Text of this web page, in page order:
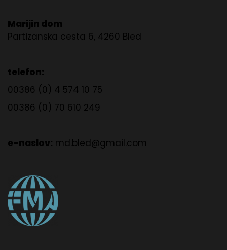
Marijin dom
Partizanska cesta 6, 4260 Bled
telefon:
00386 (0) 4 574 10 75
00386 (0) 70 610 249
e-naslov: md.bled@gmail.com